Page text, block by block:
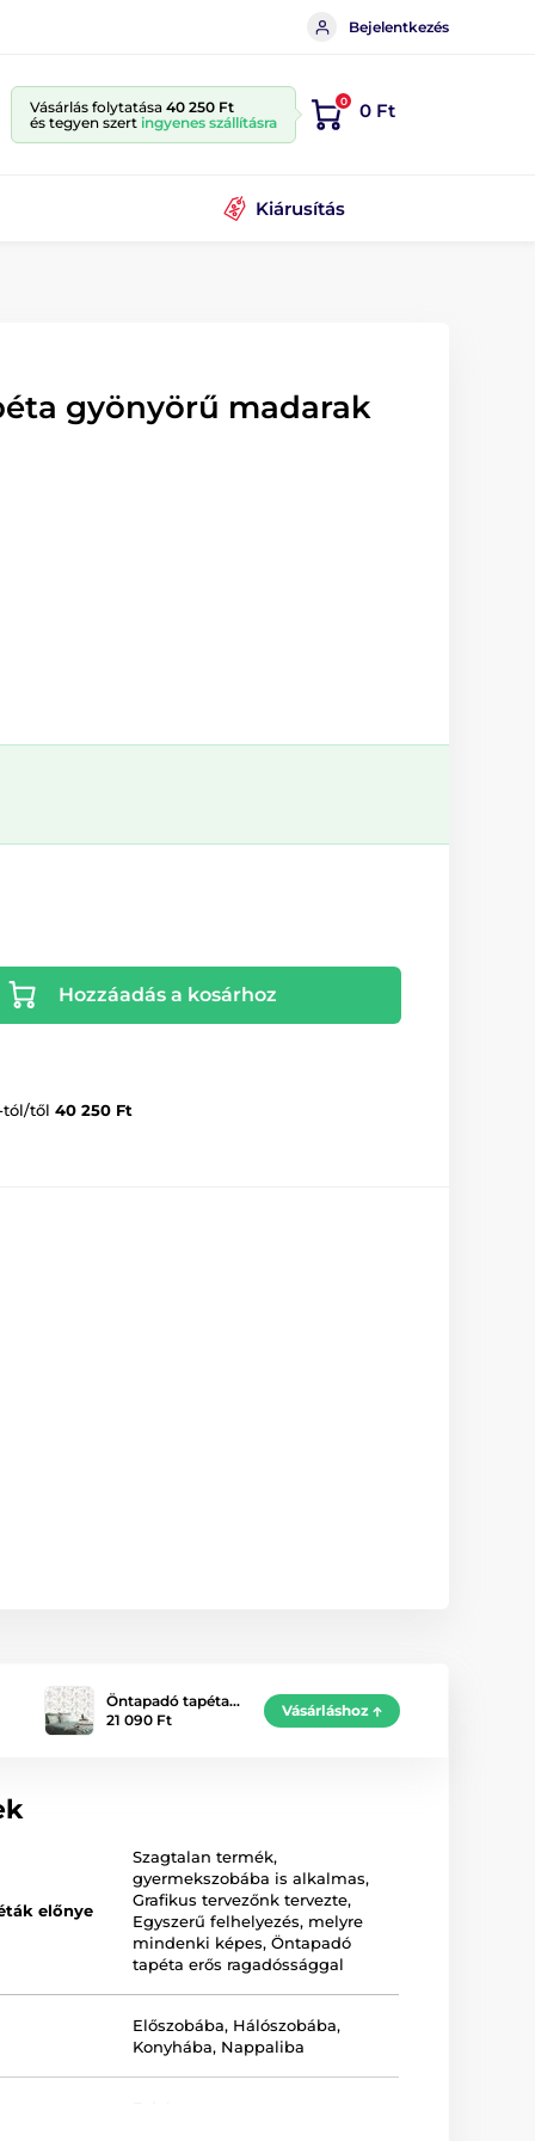
Bejelentkezés
Vásárlás folytatása 40 250 Ft
és tegyen szert ingyenes szállításra
0 0 Ft
Kiárusítás
gyönyörű madarak
Hozzáadás a kosárhoz
tól/től 40 250 Ft
Öntapadó tapéta…
21 090 Ft
Vásárláshoz
előnye
Szagtalan termék,
gyermekszobába is alkalmas,
Grafikus tervezőnk tervezte,
Egyszerű felhelyezés, melyre
mindenki képes,Öntapadó
tapéta erős ragadóssággal
Előszobába, Hálószobába,
Konyhába, Nappaliba